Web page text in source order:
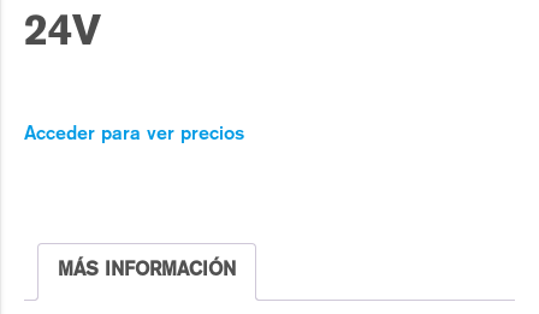
24V
Acceder para ver precios
MÁS INFORMACIÓN